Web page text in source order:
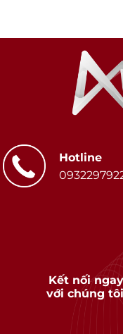
Hotline
Kết nối ngay
với chúng tôi